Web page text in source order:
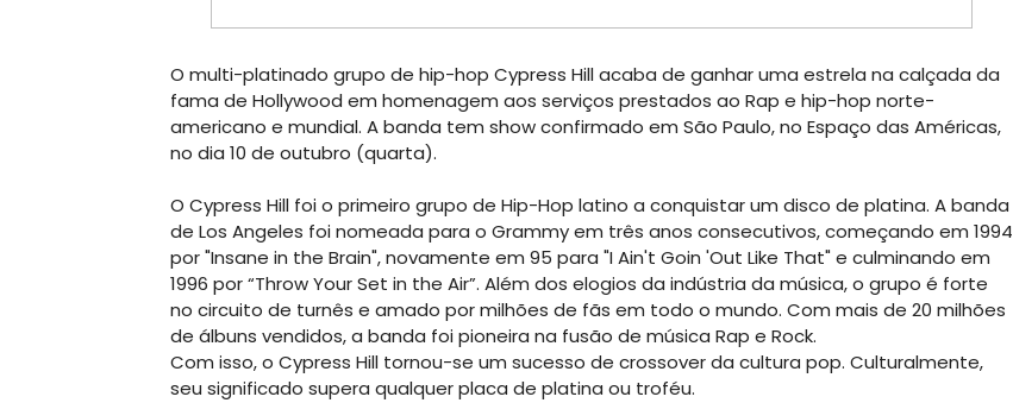
O multi-platinado grupo de hip-hop Cypress Hill acaba de ganhar uma estrela na calçada da
fama de Hollywood em homenagem aos serviços prestados ao Rap e hip-hop norte-
americano e mundial. A banda tem show confirmado em São Paulo, no Espaço das Américas,
no dia 10 de outubro (quarta).
O Cypress Hill foi o primeiro grupo de Hip-Hop latino a conquistar um disco de platina. A banda
de Los Angeles foi nomeada para o Grammy em três anos consecutivos, começando em 1994
por "Insane in the Brain", novamente em 95 para "I Ain't Goin 'Out Like That" e culminando em
1996 por “Throw Your Set in the Air”. Além dos elogios da indústria da música, o grupo é forte
no circuito de turnês e amado por milhões de fãs em todo o mundo. Com mais de 20 milhões
de álbuns vendidos, a banda foi pioneira na fusão de música Rap e Rock.
Com isso, o Cypress Hill tornou-se um sucesso de crossover da cultura pop. Culturalmente,
seu significado supera qualquer placa de platina ou troféu.